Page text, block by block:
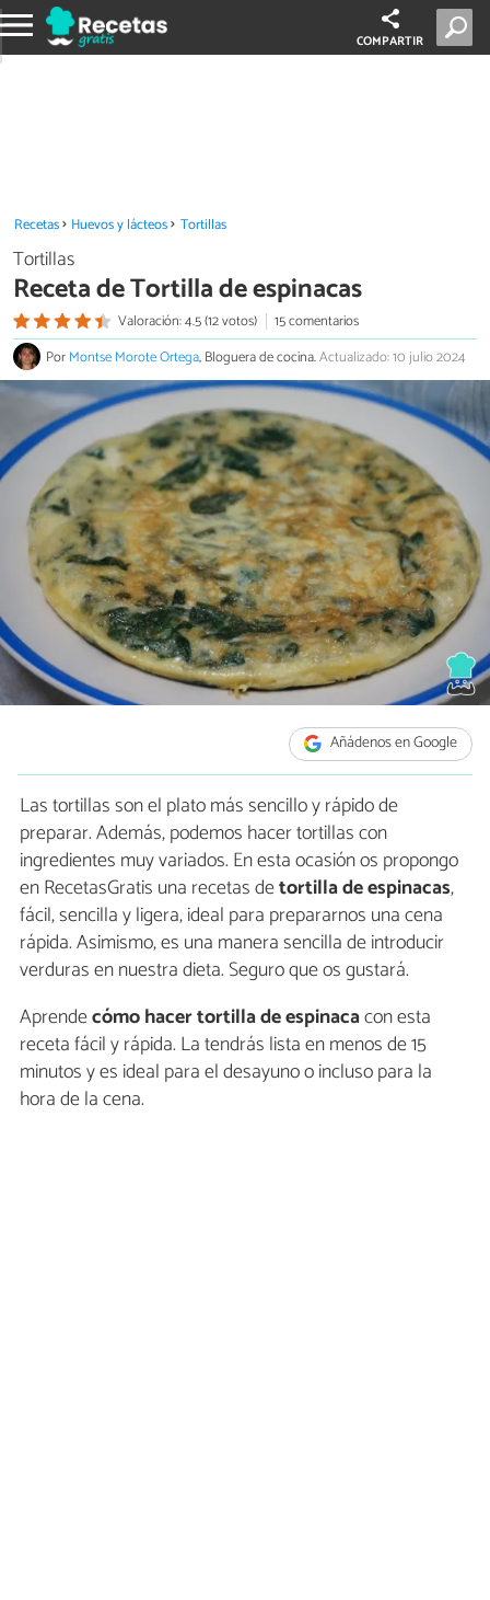
COMPARTIR
Recetas Huevos y lácteos Tortillas
Tortillas
Receta de Tortilla de espinacas
Valoración: 4.5 (12 votos)
15 comentarios
PorMontse Morote Ortega, Bloguera de cocina.Actualizado: 10 julio 2024
Añádenos en Google
Las tortillas son el plato más sencillo y rápido de
preparar. Además, podemos hacer tortillas con
ingredientes muy variados. En esta ocasión os propongo
en RecetasGratis una recetas detortilla de espinacas,
fácil, sencilla y ligera, ideal para prepararnos una cena
rápida. Asimismo, es una manera sencilla de introducir
verduras en nuestra dieta. Seguro que os gustará.
Aprendecómo hacertortilla de espinacacon esta
receta fácil y rápida. La tendrás lista en menos de 15
minutos y es ideal para el desayuno o incluso para la
hora de la cena.